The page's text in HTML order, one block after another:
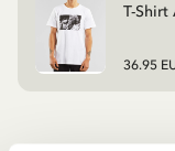
T-
36.95